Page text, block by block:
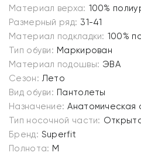
Материал верха: 100%
Размерный ряд: 31-41
Материал подкладки: 100%
Тип обуви: Маркирован
Материал подошвы: ЭВА
Сезон: Лето
Вид обуви: Пантолеты
Назначение: Анатомическая
Тип носочной части:
Бренд: Superfit
Полнота: M